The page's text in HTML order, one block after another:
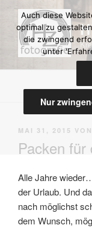
springen
VERÖFFENTLICHT
MAI 31, 2015 VON
Packen
Alle Jahre
der Urlaub. Und
nach möglichst
dem Wunsch,
Auch diese
optimal zu
die zwingend
unter
Nur